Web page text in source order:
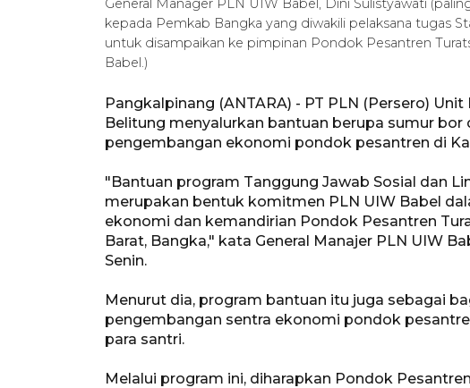
General Manager PLN UIW Babel, Dini Sulistyawati
kepada Pemkab Bangka yang diwakili pelaksana tugas
untuk disampaikan ke pimpinan Pondok Pesantren
Babel.)
Pangkalpinang (ANTARA) - PT PLN (Persero)
Belitung menyalurkan bantuan berupa sumur
pengembangan ekonomi pondok pesantren di
"Bantuan program Tanggung Jawab Sosial dan
merupakan bentuk komitmen PLN UIW Babel
ekonomi dan kemandirian Pondok Pesantren
Barat, Bangka," kata General Manajer PLN UIW
Senin.
Menurut dia, program bantuan itu juga sebagai
pengembangan sentra ekonomi pondok
para santri.
Melalui program ini, diharapkan Pondok